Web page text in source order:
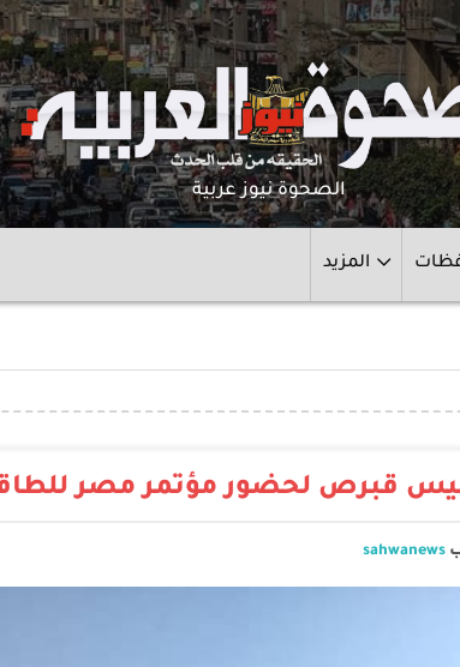
الصحوة نيوز عربية
المزيد
قبرص لحضور مؤتمر مصر
sahwanews